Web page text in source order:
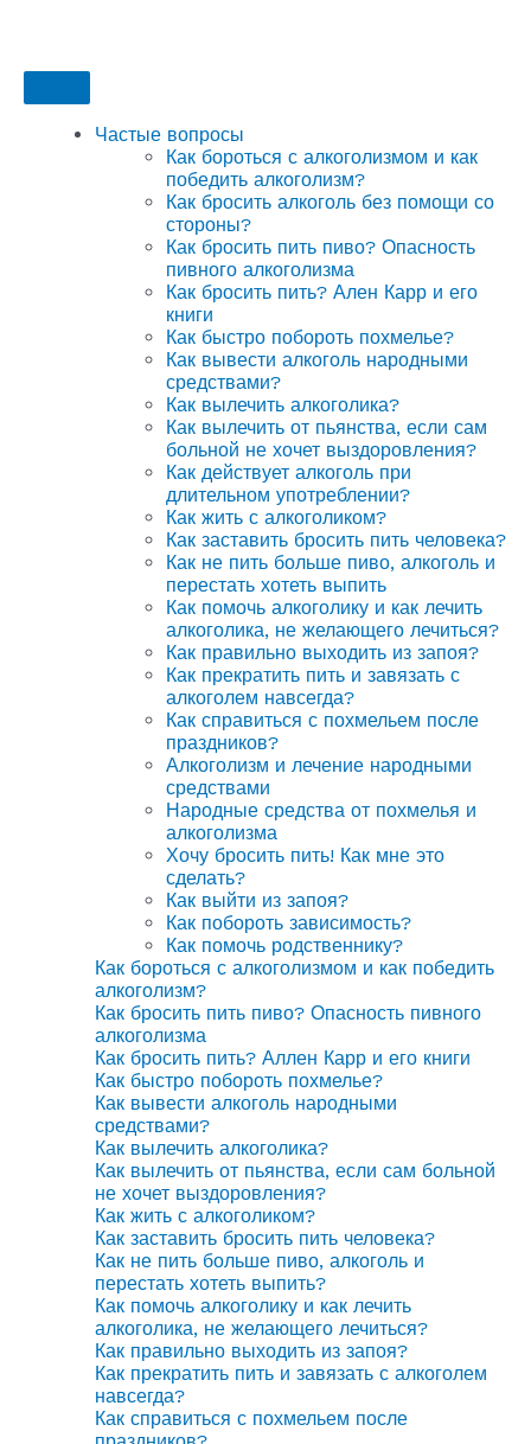
Частые вопросы
Как бороться с алкоголизмом и как
победить алкоголизм?
Как бросить алкоголь без помощи со
стороны?
Как бросить пить пиво? Опасность
пивного алкоголизма
Как бросить пить? Ален Карр и его
книги
Как быстро побороть похмелье?
Как вывести алкоголь народными
средствами?
Как вылечить алкоголика?
Как вылечить от пьянства, если сам
больной не хочет выздоровления?
Как действует алкоголь при
длительном употреблении?
Как жить с алкоголиком?
Как заставить бросить пить человека?
Как не пить больше пиво, алкоголь и
перестать хотеть выпить
Как помочь алкоголику и как лечить
алкоголика, не желающего лечиться?
Как правильно выходить из запоя?
Как прекратить пить и завязать с
алкоголем навсегда?
Как справиться с похмельем после
праздников?
Алкоголизм и лечение народными
средствами
Народные средства от похмелья и
алкоголизма
Хочу бросить пить! Как мне это
сделать?
Как выйти из запоя?
Как побороть зависимость?
Как помочь родственнику?
Как бороться с алкоголизмом и как победить
алкоголизм?
Как бросить пить пиво? Опасность пивного
алкоголизма
Как бросить пить? Аллен Карр и его книги
Как быстро побороть похмелье?
Как вывести алкоголь народными
средствами?
Как вылечить алкоголика?
Как вылечить от пьянства, если сам больной
не хочет выздоровления?
Как жить с алкоголиком?
Как заставить бросить пить человека?
Как не пить больше пиво, алкоголь и
перестать хотеть выпить?
Как помочь алкоголику и как лечить
алкоголика, не желающего лечиться?
Как правильно выходить из запоя?
Как прекратить пить и завязать с алкоголем
навсегда?
Как справиться с похмельем после